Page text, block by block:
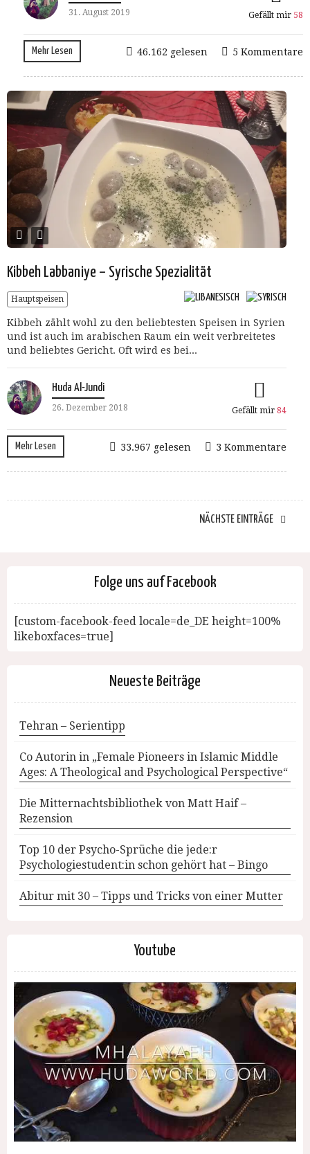
31. August 2019 Gefällt mir 58
Mehr Lesen 5 Kommentare
46.162 gelesen
Kibbeh Labbaniye – Syrische Spezialität
Hauptspeisen
Kibbeh zählt wohl zu den beliebtesten Speisen in Syrien
und ist auch im arabischen Raum ein weit verbreitetes
und beliebtes Gericht. Oft wird es bei...
Huda Al-Jundi
26. Dezember 2018 Gefällt mir 84
Mehr Lesen 3 Kommentare
33.967 gelesen
NÄCHSTE EINTRÄGE
Folge uns auf Facebook
[custom-facebook-feed locale=de_DE height=100%
likeboxfaces=true]
Neueste Beiträge
Tehran – Serientipp
Co Autorin in „Female Pioneers in Islamic Middle
Ages: A Theological and Psychological Perspective“
Die Mitternachtsbibliothek von Matt Haif –
Rezension
Top 10 der Psycho-Sprüche die jede:r
Psychologiestudent:in schon gehört hat – Bingo
Abitur mit 30 – Tipps und Tricks von einer Mutter
Youtube